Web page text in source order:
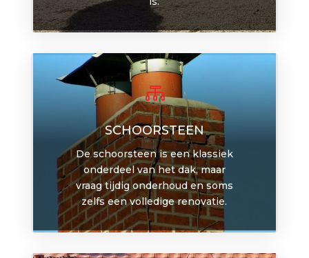

SCHOORSTEEN
De schoorsteen is een klassiek
onderdeel van het dak, maar
vraag tijdig onderhoud en soms
zelfs een volledige renovatie.